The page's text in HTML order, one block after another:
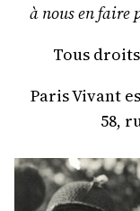
à nous en faire
Tous
Paris Vivant
58,